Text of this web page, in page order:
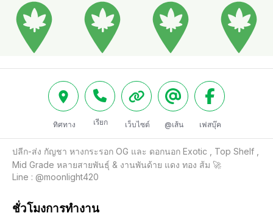
ทิศทาง เรียก เว็บไซต์ @เส้น เฟสบุ๊ค
ปลีก-ส่ง กัญชา หางกระรอก OG และ ดอกนอก Exotic , Top Shelf ,
Mid Grade หลายสายพันธุ์ & งานพันด้าย แดง ทอง ส้ม 🚀
Line : @moonlight420
ชั่วโมงการทำงาน